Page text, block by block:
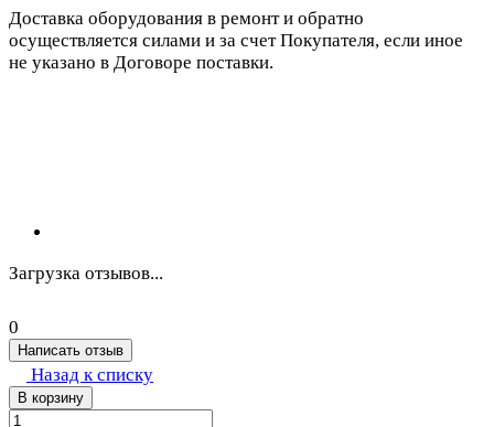
Доставка оборудования в ремонт и обратно
осуществляется силами и за счет Покупателя, если иное
не указано в Договоре поставки.
Загрузка отзывов...
0
Написать отзыв
Назад к списку
В корзину